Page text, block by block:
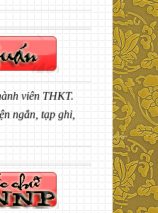
viên THKT.
ngắn, tạp ghi,